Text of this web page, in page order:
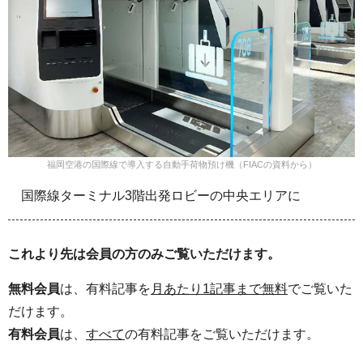
福岡空港の国際線で導入する自動手荷物預け機（FIACの資料から）
国際線ターミナル3階出発ロビーの中央エリアに
これより先は会員の方のみご覧いただけます。
無料会員は、有料記事を 月あたり1記事まで無料でご覧いた
だけます。
有料会員は、 すべての有料記事をご覧いただけます。